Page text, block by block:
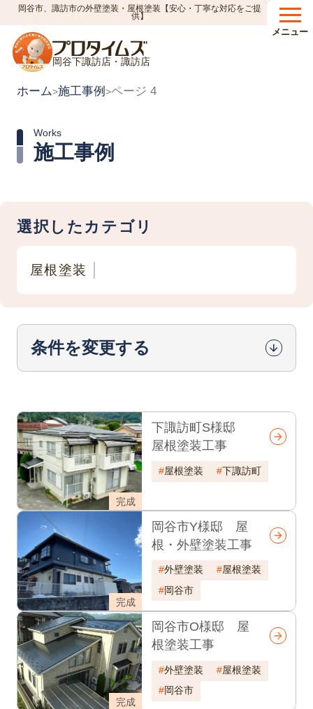
岡谷市、諏訪市の外壁塗装・屋根塗装【安心・丁寧な対応をご提
供】
岡谷下諏訪店・諏訪店
メニュー
ホーム>施工事例 >ページ 4
施工事例
Works
選択したカテゴリ
屋根塗装
条件を変更する
完成
下諏訪町S様邸
屋根塗装工事
屋根塗装 下諏訪町
完成
岡谷市Y様邸 屋
根・外壁塗装工事
外壁塗装
屋根塗装
岡谷市
完成
岡谷市O様邸 屋
根塗装工事
外壁塗装
屋根塗装
岡谷市